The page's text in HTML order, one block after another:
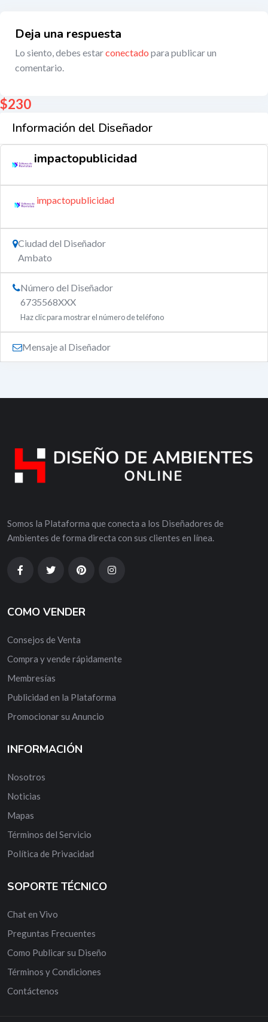
Deja una respuesta
Lo siento, debes estarconectado para publicar un
comentario.
$230
Información del Diseñador
impactopublicidad
impactopublicidad
Ciudad del Diseñador
Ambato
Número del Diseñador
6735568XXX
Haz clic para mostrar el número de teléfono
Mensaje al Diseñador
Somos la Plataforma que conecta a los Diseñadores de
Ambientes de forma directa con sus clientes en línea.
COMO VENDER
Consejos de Venta
Compra y vende rápidamente
Membresías
Publicidad en la Plataforma
Promocionar su Anuncio
INFORMACIÓN
Nosotros
Noticias
Mapas
Términos del Servicio
Política de Privacidad
SOPORTE TÉCNICO
Chat en Vivo
Preguntas Frecuentes
Como Publicar su Diseño
Términos y Condiciones
Contáctenos